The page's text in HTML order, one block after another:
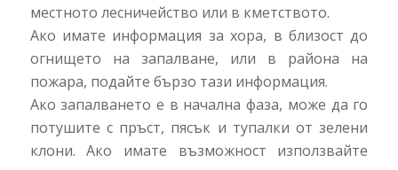
местното лесничейство или в кметството.
Ако имате информация за хора, в близост до
огнището на запалване, или в района на
пожара, подайте бързо тази информация.
Ако запалването е в начална фаза, може да го
потушите с пръст, пясък и тупалки от зелени
клони. Ако имате възможност използвайте